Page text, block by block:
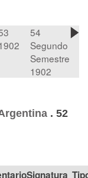
54
Segundo
Semestre
1902
. 52
Signatura